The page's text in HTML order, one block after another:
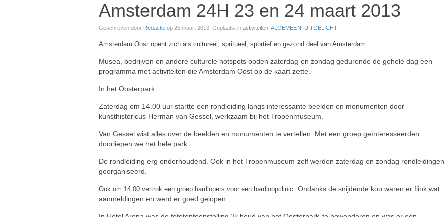
Amsterdam 24H 23 en 24 maart 2013
Geschreven door Redactie op 25 maart 2013 . Geplaatst in activiteiten ALGEMEEN UITGELICHT
Amsterdam Oost opent zich als cultureel, spritueel, sportief en gezond deel van Amsterdam.
Musea, bedrijven en andere culturele hotspots boden zaterdag en zondag gedurende de gehele dag een
programma met activiteiten die Amsterdam Oost op de kaart zette.
In het Oosterpark.
Zaterdag om 14.00 uur startte een rondleiding langs interessante beelden en monumenten door
kunsthistoricus Herman van Gessel, werkzaam bij het Tropenmuseum.
Van Gessel wist alles over de beelden en monumenten te vertellen. Met een groep geïnteresseerden
doorliepen we het hele park.
De rondleiding erg onderhoudend. Ook in het Tropenmuseum zelf werden zaterdag en zondag rondleidingen
georganiseerd.
Ook om 14.00 vertrok een groep hardlopers voor een hardloopclinic. Ondanks de snijdende kou waren er flink wat
aanmeldingen en werd er goed gelopen.